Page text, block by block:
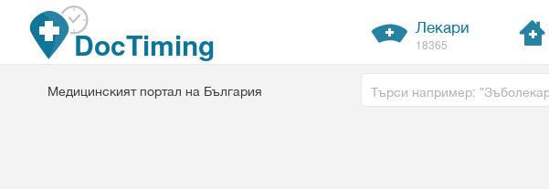
Премини към основното съдържание
DocTiming Лекари
18365
Медицинският портал на България